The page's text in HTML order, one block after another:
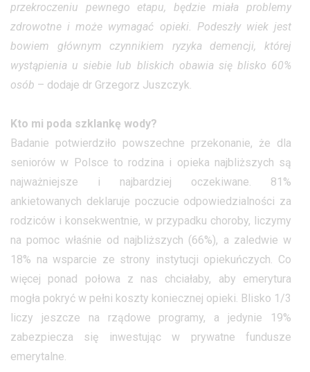
przekroczeniu pewnego etapu, będzie miała problemy
zdrowotne i może wymagać opieki. Podeszły wiek jest
bowiem głównym czynnikiem ryzyka demencji, której
wystąpienia u siebie lub bliskich obawia się blisko 60%
osób – dodaje dr Grzegorz Juszczyk.
Kto mi poda szklankę wody?
Badanie potwierdziło powszechne przekonanie, że dla
seniorów w Polsce to rodzina i opieka najbliższych są
najważniejsze i najbardziej oczekiwane. 81%
ankietowanych deklaruje poczucie odpowiedzialności za
rodziców i konsekwentnie, w przypadku choroby, liczymy
na pomoc właśnie od najbliższych (66%), a zaledwie w
18% na wsparcie ze strony instytucji opiekuńczych. Co
więcej ponad połowa z nas chciałaby, aby emerytura
mogła pokryć w pełni koszty koniecznej opieki. Blisko 1/3
liczy jeszcze na rządowe programy, a jedynie 19%
zabezpiecza się inwestując w prywatne fundusze
emerytalne.